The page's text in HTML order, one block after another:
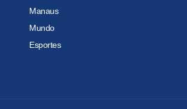
Manaus
Mundo
Esportes